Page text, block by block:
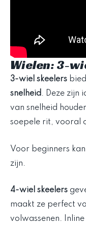
Wielen: 3-
3-wiel skeelers
snelheid . Deze zijn
van snelheid
soepele rit, vooral
Voor beginners
zijn.
4-wiel skeelers
maakt ze perfect
volwassenen.